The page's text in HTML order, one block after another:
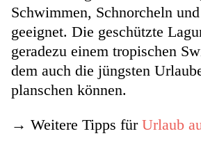
Schwimmen, Schnorcheln
geeignet. Die geschützte
geradezu einem tropischen
dem auch die jüngsten
planschen können.
→ Weitere Tipps für Urlaub